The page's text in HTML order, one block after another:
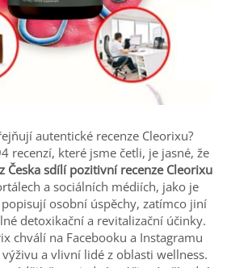
autentické recenze Cleorixu?
recenzí, které jsme četli, je jasné, že
Česka sdílí pozitivní recenze Cleorixu
a sociálních médiích, jako je
osobní úspěchy, zatímco jiní
detoxikační a revitalizační účinky.
chválí na Facebooku a Instagramu
a vlivní lidé z oblasti wellness.